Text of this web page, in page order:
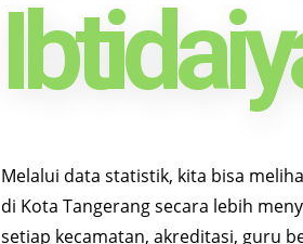
Melalui data statistik, kita bisa
di Kota Tangerang secara lebih
setiap kecamatan, akreditasi, guru